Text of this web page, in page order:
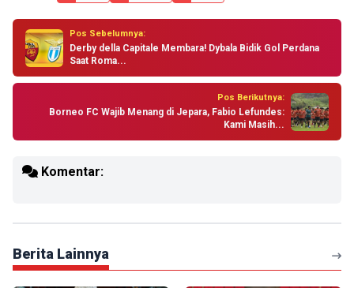
Pos Sebelumnya:
Derby della Capitale Membara! Dybala Bidik Gol Perdana
Saat Roma...
Pos Berikutnya:
Borneo FC Wajib Menang di Jepara, Fabio Lefundes:
Kami Masih...
Komentar:
Berita Lainnya